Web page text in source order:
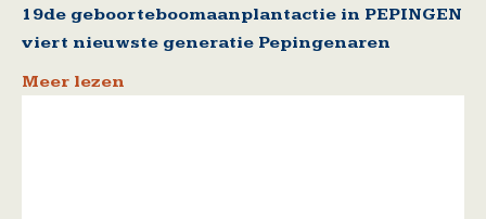
19de geboorteboomaanplantactie in PEPINGEN
viert nieuwste generatie Pepingenaren
Meer lezen